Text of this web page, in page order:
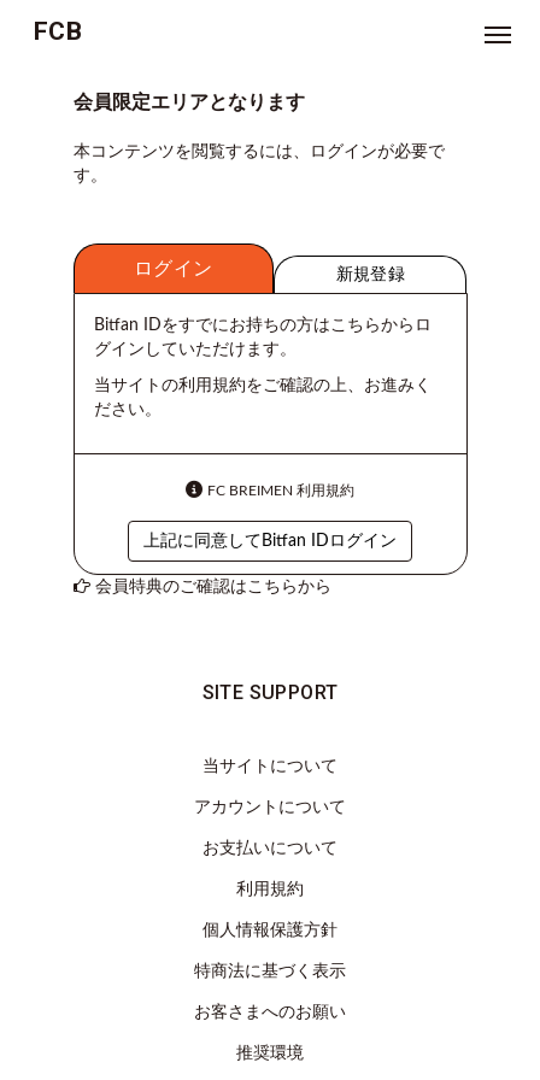
FCB
NEWS
TICKET
ジ
ジ
林
の
悩
み
つ
や
き
ABOUT
IN
会員限定エリアとなります
本コンテンツを閲覧するには、ログインが必要で
す。
ログイン 新規登録
Bitfan IDをすでにお持ちの方はこちらからロ
グインしていただけます。
当サイトの利用規約をご確認の上、お進みく
ださい。
FC BREIMEN 利用規約
上記に同意してBitfan IDログイン
会員特典のご確認はこちらから
SITE SUPPORT
当サイトについて
アカウントについて
お支払いについて
利用規約
個人情報保護方針
特商法に基づく表示
お客さまへのお願い
推奨環境